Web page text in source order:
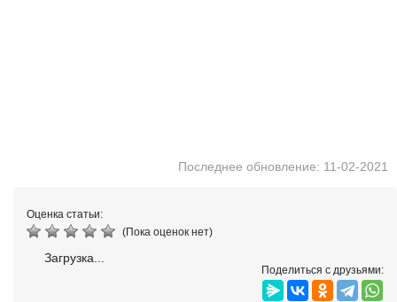
Последнее обновление: 11-02-2021
Оценка статьи:
(Пока оценок нет)
Загрузка...
Поделиться с друзьями: